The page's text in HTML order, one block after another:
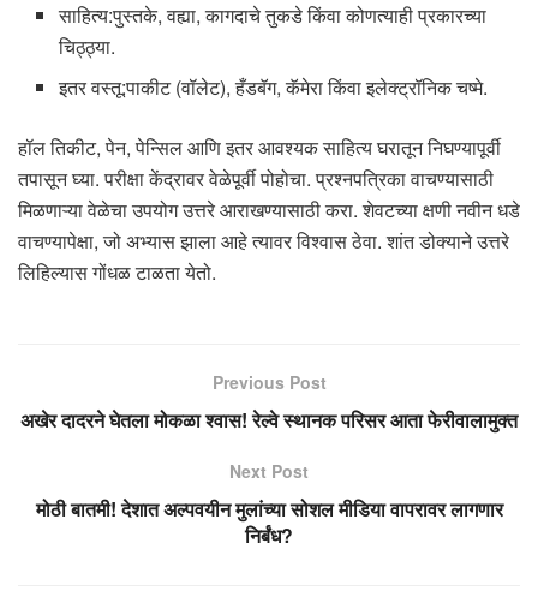
साहित्य:पुस्तके, वह्या, कागदाचे तुकडे किंवा कोणत्याही प्रकारच्या
चिठ्ठ्या.
इतर वस्तू:पाकीट (वॉलेट), हँडबॅग, कॅमेरा किंवा इलेक्ट्रॉनिक चष्मे.
हॉल तिकीट, पेन, पेन्सिल आणि इतर आवश्यक साहित्य घरातून निघण्यापूर्वी
तपासून घ्या. परीक्षा केंद्रावर वेळेपूर्वी पोहोचा. प्रश्नपत्रिका वाचण्यासाठी
मिळणाऱ्या वेळेचा उपयोग उत्तरे आराखण्यासाठी करा. शेवटच्या क्षणी नवीन धडे
वाचण्यापेक्षा, जो अभ्यास झाला आहे त्यावर विश्वास ठेवा. शांत डोक्याने उत्तरे
लिहिल्यास गोंधळ टाळता येतो.
Previous Post
अखेर दादरने घेतला मोकळा श्वास! रेल्वे स्थानक परिसर आता फेरीवालामुक्त
Next Post
मोठी बातमी! देशात अल्पवयीन मुलांच्या सोशल मीडिया वापरावर लागणार
निर्बंध?